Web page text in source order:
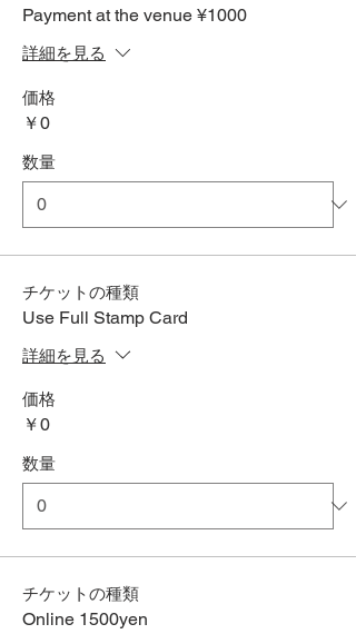
Payment at the venue ¥1000
詳細を見る
価格
￥0
数量
チケットの種類
Use Full Stamp Card
詳細を見る
価格
￥0
数量
チケットの種類
Online 1500yen